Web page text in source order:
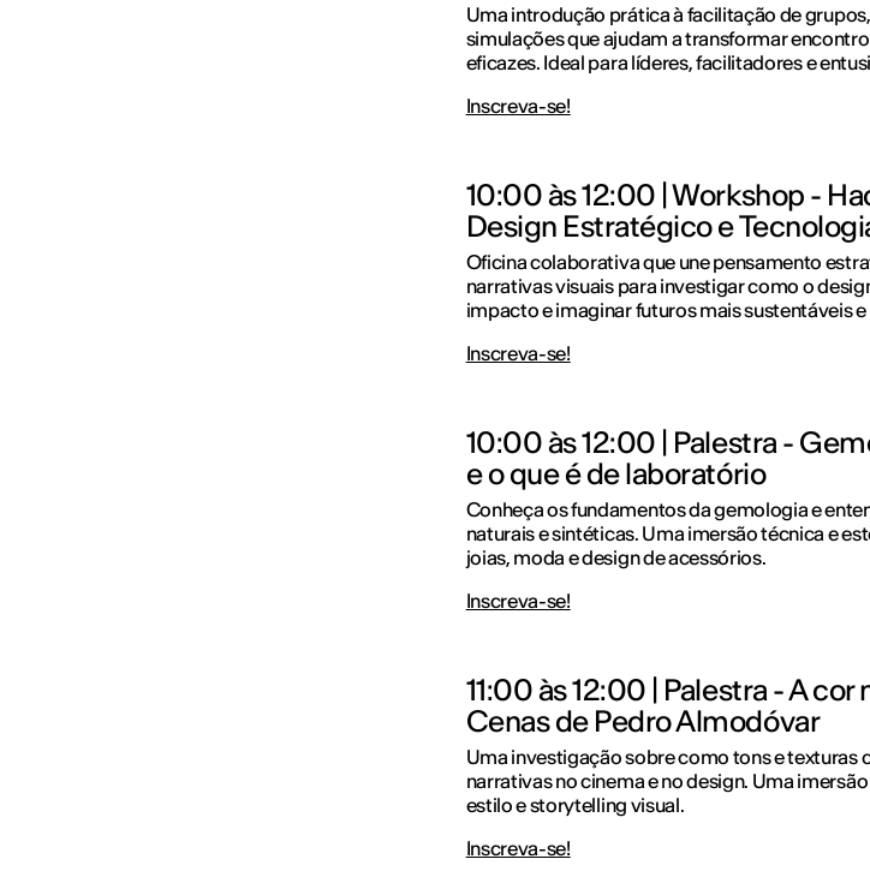
Uma introdução prática à facilitação de
simulações que ajudam a transformar
eficazes. Ideal para líderes, facilitadores e
Inscreva-se!
10:00 às 12:00 | Workshop -
Design Estratégico e
Oficina colaborativa que une pensamento
narrativas visuais para investigar como o
impacto e imaginar futuros mais sustentáveis
Inscreva-se!
10:00 às 12:00 | Palestra -
e o que é de laboratório
Conheça os fundamentos da gemologia e
naturais e sintéticas. Uma imersão técnica e
joias, moda e design de acessórios.
Inscreva-se!
11:00 às 12:00 | Palestra - A cor
Cenas de Pedro Almodóvar
Uma investigação sobre como tons e texturas
narrativas no cinema e no design. Uma
estilo e storytelling visual.
Inscreva-se!